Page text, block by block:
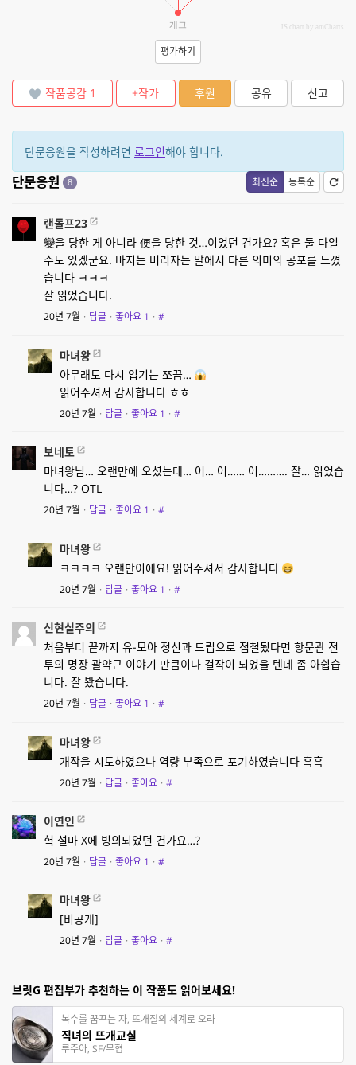
개그 JS chart by amCharts
평가하기
작품공감 1 +작가 후원 공유 신고
단문응원을 작성하려면 로그인해야 합니다.
최신순 등록순
단문응원 8
랜돌프23
變을 당한 게 아니라 便을 당한 것…이었던 건가요? 혹은 둘 다일
수도 있겠군요. 바지는 버리자는 말에서 다른 의미의 공포를 느꼈
습니다 ㅋㅋㅋ
잘 읽었습니다.
20년 7월 · 답글 · 좋아요 1 · #
마녀왕
아무래도 다시 입기는 쪼끔…
읽어주셔서 감사합니다 ㅎㅎ
20년 7월 · 답글 · 좋아요 1 · #
보네토
마녀왕님… 오랜만에 오셨는데… 어… 어…… 어………. 잘… 읽었습
니다…? OTL
20년 7월 · 답글 · 좋아요 1 · #
마녀왕
ㅋㅋㅋㅋ 오랜만이에요! 읽어주셔서 감사합니다
20년 7월 · 답글 · 좋아요 1 · #
신현실주의
처음부터 끝까지 유-모아 정신과 드립으로 점철됬다면 항문관 전
투의 명장 괄약근 이야기 만큼이나 걸작이 되었을 텐데 좀 아쉽습
니다. 잘 봤습니다.
20년 7월 · 답글 · 좋아요 1 · #
마녀왕
개작을 시도하였으나 역량 부족으로 포기하였습니다 흑흑
20년 7월 · 답글 · 좋아요 · #
이연인
헉 설마 X에 빙의되었던 건가요…?
20년 7월 · 답글 · 좋아요 1 · #
마녀왕
[비공개]
20년 7월 · 답글 · 좋아요 · #
브릿G 편집부가 추천하는 이 작품도 읽어보세요!
복수를 꿈꾸는 자, 뜨개질의 세계로 오라
직녀의 뜨개교실
루주아, SF/무협